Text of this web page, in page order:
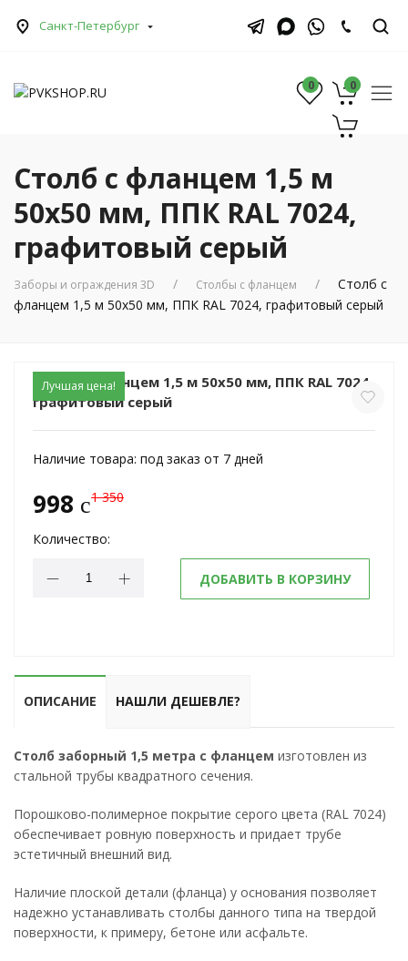
Санкт-Петербург
0 0
0
Столб с фланцем 1,5 м
50х50 мм, ППК RAL 7024,
графитовый серый
Заборы и ограждения 3D Столбы с фланцем
Столб с
фланцем 1,5 м 50х50 мм, ППК RAL 7024, графитовый серый
Лучшая цена!
Столб с фланцем 1,5 м 50х50 мм, ППК RAL 7024,
графитовый серый
Наличие товара: под заказ от 7 дней
998 c1 350
Количество:
ДОБАВИТЬ В КОРЗИНУ
ОПИСАНИЕ НАШЛИ ДЕШЕВЛЕ?
Столб заборный 1,5 метра с фланцем изготовлен из
стальной трубы квадратного сечения.
Порошково-полимерное покрытие серого цвета (RAL 7024)
обеспечивает ровную поверхность и придает трубе
эстетичный внешний вид.
Наличие плоской детали (фланца) у основания позволяет
надежно устанавливать столбы данного типа на твердой
поверхности, к примеру, бетоне или асфальте.